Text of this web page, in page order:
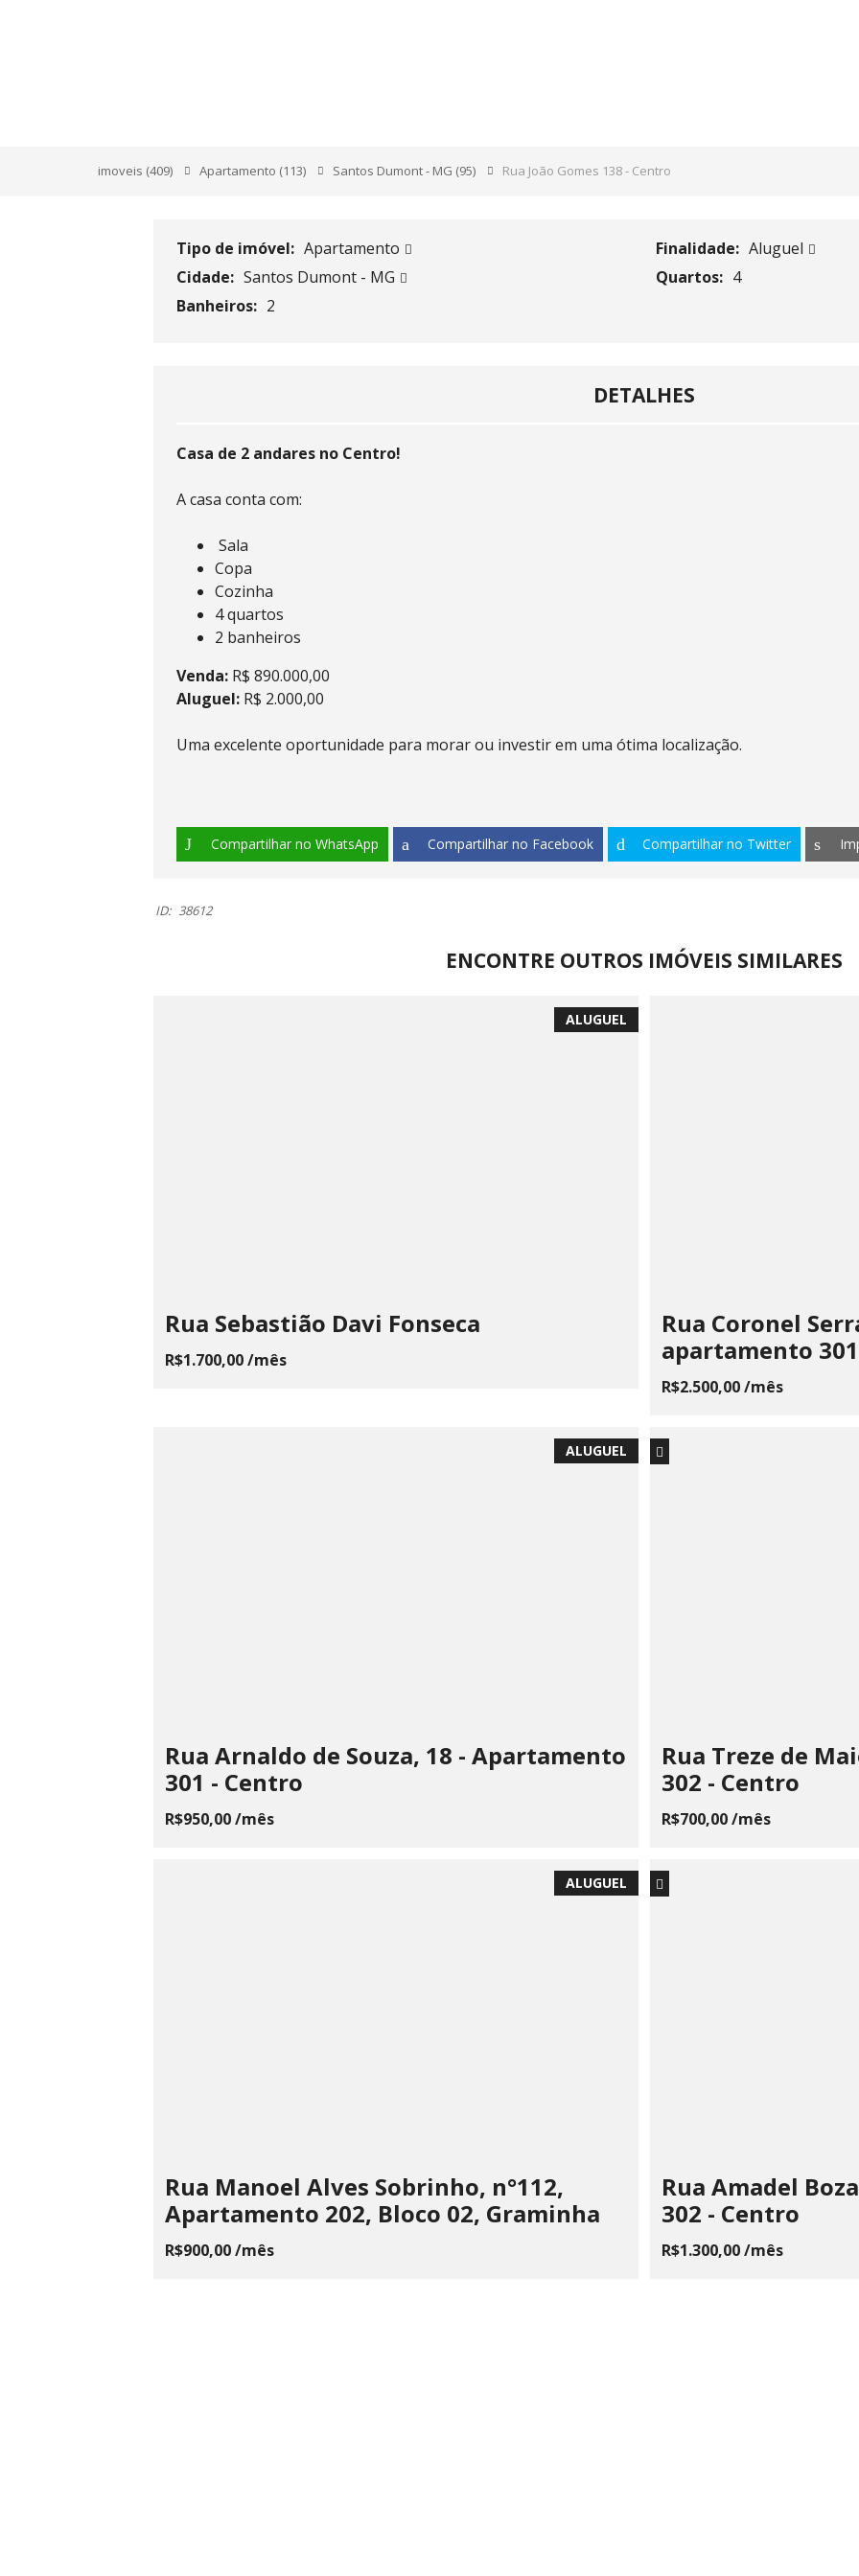
imoveis (409) Apartamento (113) Santos Dumont - MG (95) Rua João Gomes 138 - Centro
Tipo de imóvel: Apartamento Finalidade: Aluguel
Cidade: Santos Dumont - MG Quartos: 4
Banheiros: 2
DETALHES
Casa de 2 andares no Centro!
A casa conta com:
Sala
Copa
Cozinha
4 quartos
2 banheiros
Venda: R$ 890.000,00
Aluguel: R$ 2.000,00
Uma excelente oportunidade para morar ou investir em uma ótima localização.
Compartilhar no WhatsApp Compartilhar no Facebook Compartilhar no Twitter
ID: 38612
ENCONTRE OUTROS IMÓVEIS SIMILARES
ALUGUEL
Rua Sebastião Davi Fonseca
R$1.700,00 /mês
Rua Coronel
apartamento
R$2.500,00 /mês
ALUGUEL
Rua Arnaldo de Souza, 18 - Apartamento
301 - Centro
R$950,00 /mês
Rua Treze de
302 - Centro
R$700,00 /mês
ALUGUEL
Rua Manoel Alves Sobrinho, n°112,
Apartamento 202, Bloco 02, Graminha
R$900,00 /mês
Rua Amadel
302 - Centro
R$1.300,00 /mês